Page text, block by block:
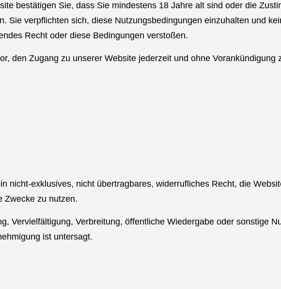
bestätigen Sie, dass Sie mindestens 18 Jahre alt sind oder die
Sie verpflichten sich, diese Nutzungsbedingungen einzuhalten und
Recht oder diese Bedingungen verstoßen.
den Zugang zu unserer Website jederzeit und ohne Vorankündigung
nicht-exklusives, nicht übertragbares, widerrufliches Recht, die
Zwecke zu nutzen.
Vervielfältigung, Verbreitung, öffentliche Wiedergabe oder sonstige
ist untersagt.